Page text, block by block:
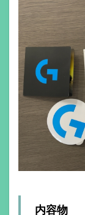
内容物